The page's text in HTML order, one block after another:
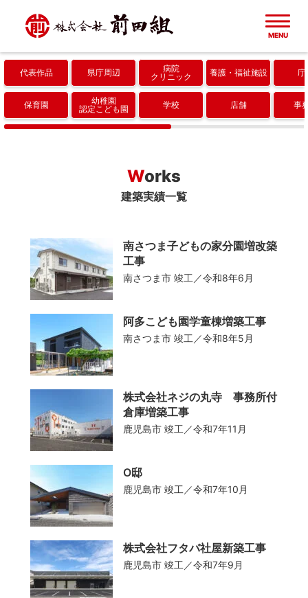
MENU
ホーム
建築実績一覧
病院・クリニック
養護・福祉施設
公共施設
マンション・共同住宅
保育園
幼稚園・認定こども園
協力会社
採用情報
お知らせ
お問い合わせ
代表作品 県庁周辺
病院
クリニック
養護 福祉施設 庁
保育園
幼稚園
認定こども園
学校 店舗 事
Works
建築実績一覧
南さつま子どもの家分園増改築
工事
南さつま市 竣工／令和8年6月
阿多こども園学童棟増築工事
南さつま市 竣工／令和8年5月
株式会社ネジの丸寺 事務所付
倉庫増築工事
鹿児島市 竣工／令和7年11月
O邸
鹿児島市 竣工／令和7年10月
株式会社フタバ社屋新築工事
鹿児島市 竣工／令和7年9月